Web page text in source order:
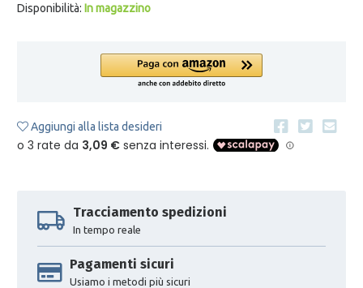
Disponibilità: In magazzino
Aggiungi alla lista desideri
Tracciamento spedizioni
In tempo reale
Pagamenti sicuri
Usiamo i metodi più sicuri